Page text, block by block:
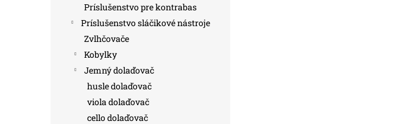
Príslušenstvo pre kontrabas
Príslušenstvo sláčikové nástroje
Zvlhčovače
Kobylky
Jemný dolaďovač
husle dolaďovač
viola dolaďovač
cello dolaďovač